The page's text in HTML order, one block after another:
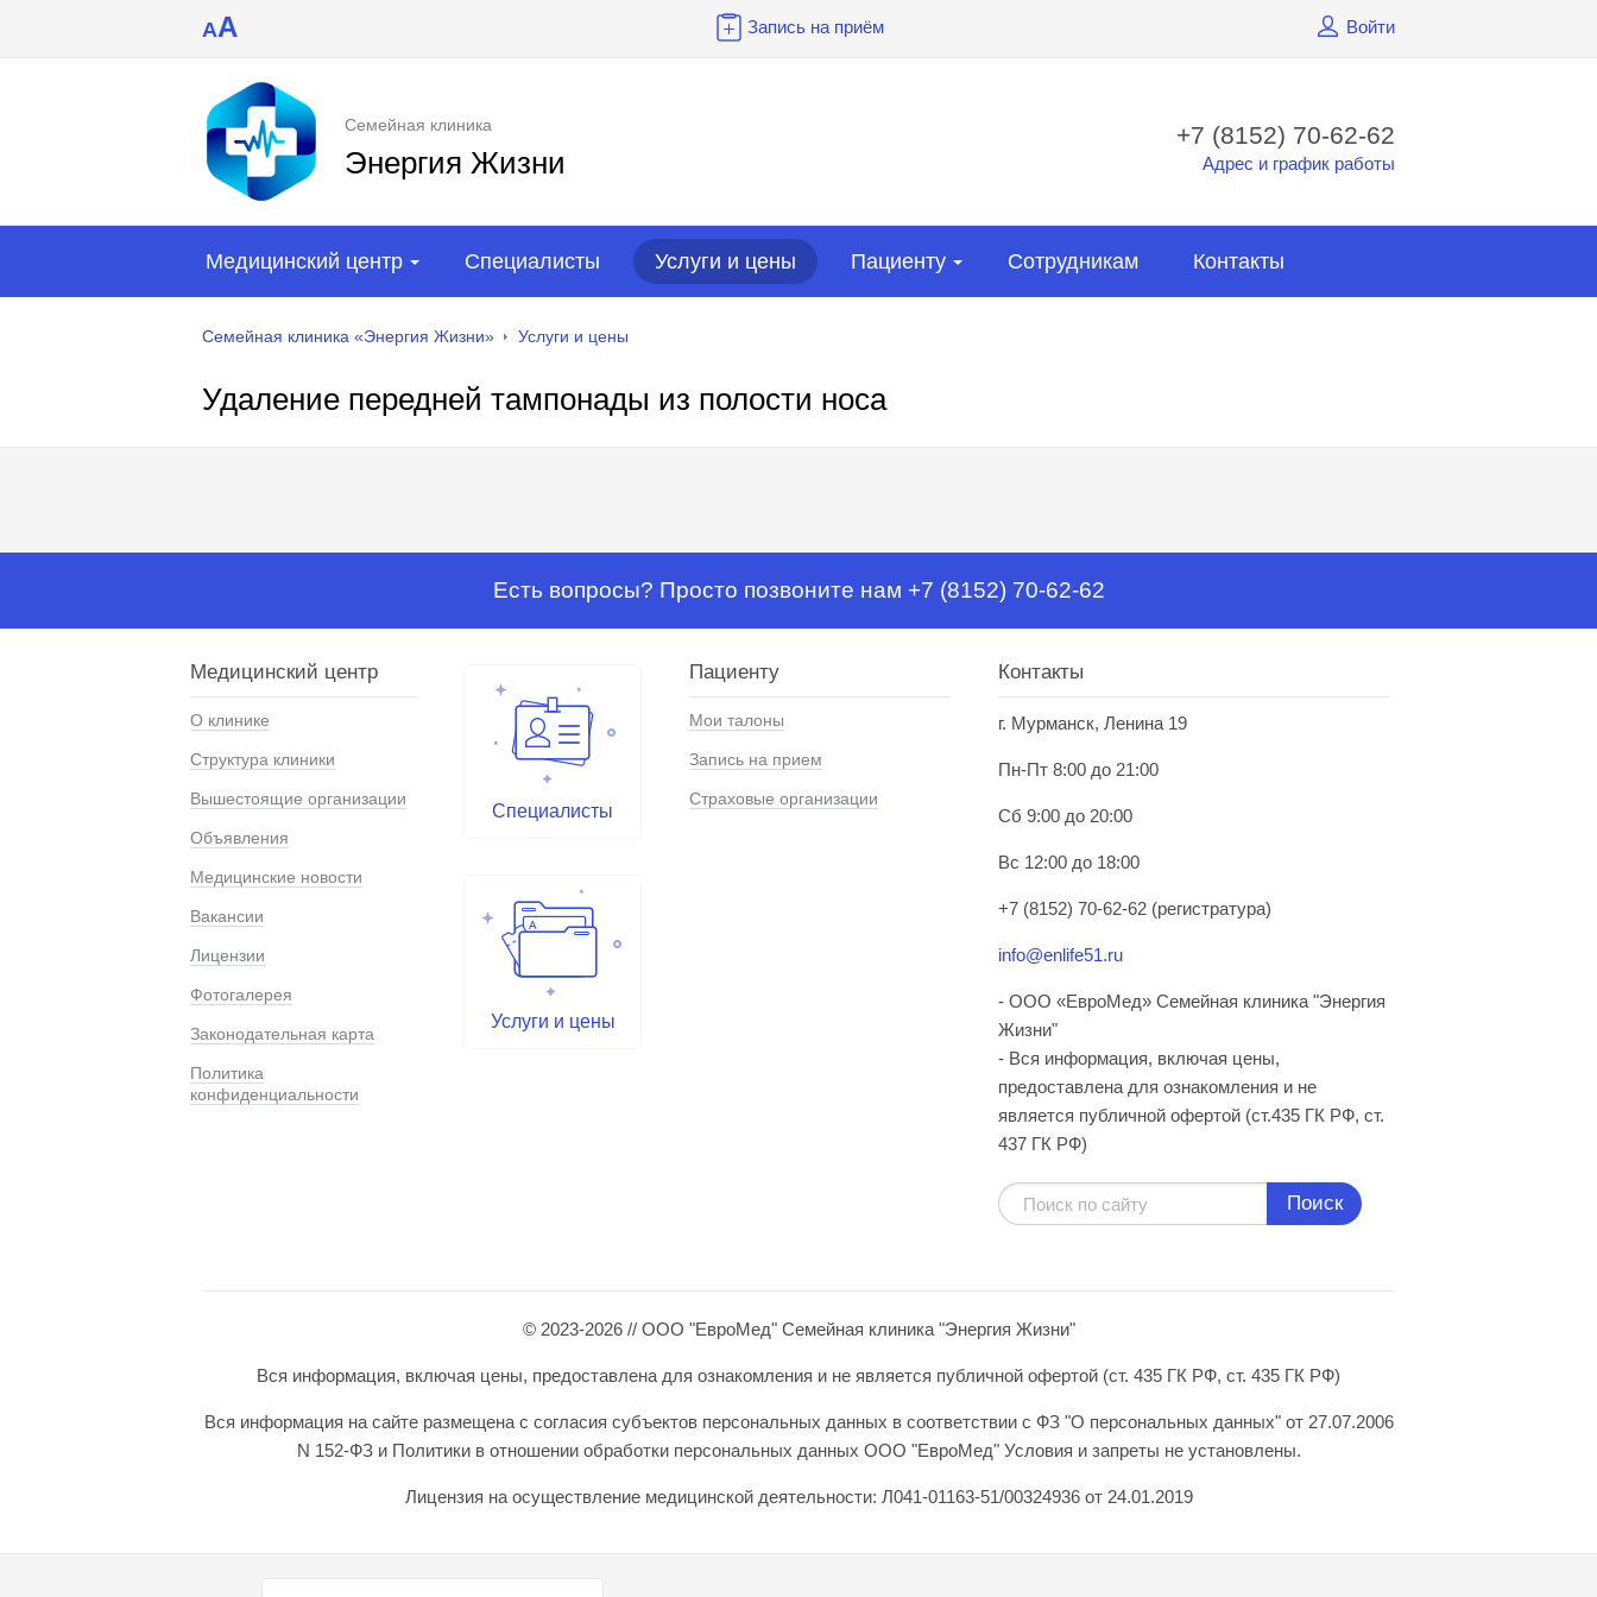
AA Запись на приём Войти
Семейная клиника
Энергия Жизни
+7 (8152) 70-62-62
Адрес и график работы
Медицинский центр Специалисты Услуги и цены Пациенту Сотрудникам Контакты
Семейная клиника «Энергия Жизни» Услуги и цены
Удаление передней тампонады из полости носа
Есть вопросы? Просто позвоните нам +7 (8152) 70-62-62
Медицинский центр
О клинике
Структура клиники
Вышестоящие организации
Объявления
Медицинские новости
Вакансии
Лицензии
Фотогалерея
Законодательная карта
Политика
конфиденциальности
Специалисты
Услуги и цены
Пациенту
Мои талоны
Запись на прием
Страховые организации
Контакты
г. Мурманск, Ленина 19
Пн-Пт 8:00 до 21:00
Сб 9:00 до 20:00
Вс 12:00 до 18:00
+7 (8152) 70-62-62 (регистратура)
info@enlife51.ru
- ООО «ЕвроМед» Семейная клиника "Энергия
Жизни"
- Вся информация, включая цены,
предоставлена для ознакомления и не
является публичной офертой (ст.435 ГК РФ, cт.
437 ГК РФ)
Поиск
© 2023-2026 // ООО "ЕвроМед" Семейная клиника "Энергия Жизни"
Вся информация, включая цены, предоставлена для ознакомления и не является публичной офертой (ст. 435 ГК РФ, ст. 435 ГК РФ)
Вся информация на сайте размещена с согласия субъектов персональных данных в соответствии с ФЗ "О персональных данных" от 27.07.2006
N 152-ФЗ и Политики в отношении обработки персональных данных ООО "ЕвроМед" Условия и запреты не установлены.
Лицензия на осуществление медицинской деятельности: Л041-01163-51/00324936 от 24.01.2019